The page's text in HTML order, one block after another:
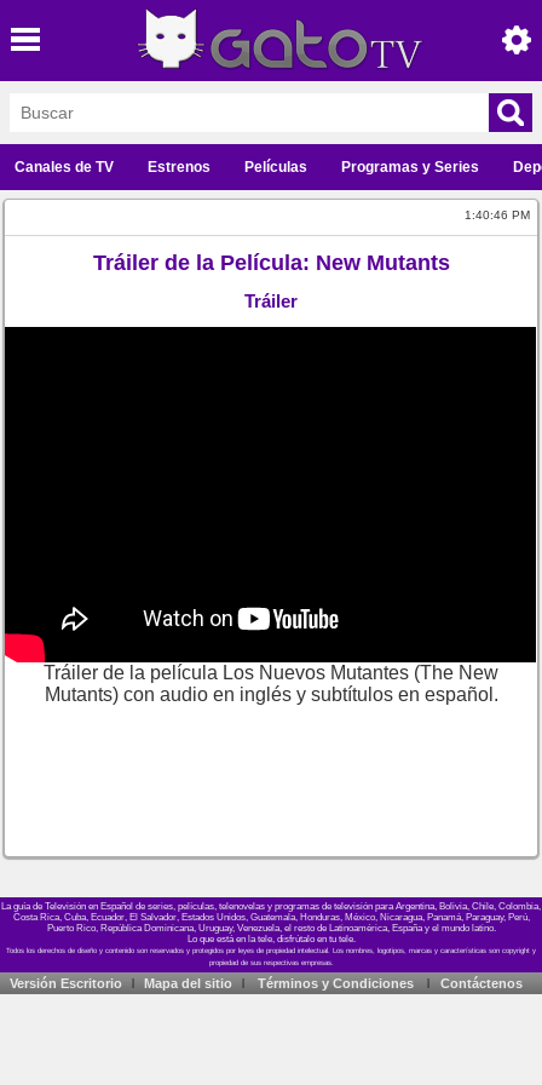
Canales de TV Estrenos Películas Programas y Series
1:40:46 PM
Tráiler de la Película: New Mutants
Tráiler
Tráiler de la película Los Nuevos Mutantes (The New
Mutants) con audio en inglés y subtítulos en español.
La guía de Televisión en Español de series, películas, telenovelas y programas de televisión para Argentina, Bolivia, Chile, Colombia,
Costa Rica, Cuba, Ecuador, El Salvador, Estados Unidos, Guatemala, Honduras, México, Nicaragua, Panamá, Paraguay, Perú,
Puerto Rico, República Dominicana, Uruguay, Venezuela, el resto de Latinoamérica, España y el mundo latino.
Lo que está en la tele, disfrútalo en tu tele.
Versión Escritorio Mapa del sitio Términos y Condiciones Contáctenos